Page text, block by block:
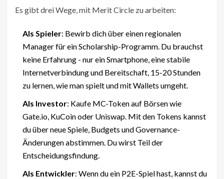
Es gibt drei Wege, mit Merit Circle zu arbeiten:
Als Spieler: Bewirb dich über einen regionalen
Manager für ein Scholarship-Programm. Du brauchst
keine Erfahrung - nur ein Smartphone, eine stabile
Internetverbindung und Bereitschaft, 15-20 Stunden
zu lernen, wie man spielt und mit Wallets umgeht.
Als Investor: Kaufe MC-Token auf Börsen wie
Gate.io, KuCoin oder Uniswap. Mit den Tokens kannst
du über neue Spiele, Budgets und Governance-
Änderungen abstimmen. Du wirst Teil der
Entscheidungsfindung.
Als Entwickler: Wenn du ein P2E-Spiel hast, kannst du